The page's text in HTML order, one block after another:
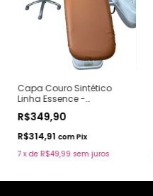
Capa Couro Sintético
Linha Essence -
R$349,90
R$314,91 comPix
7 xde R$49,99 sem juros